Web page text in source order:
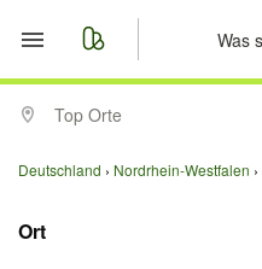
Start
Merkliste
Top Orte
Deutschland Nordrhein-Westfalen
Ort